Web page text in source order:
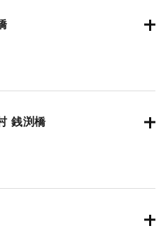
銭渕橋